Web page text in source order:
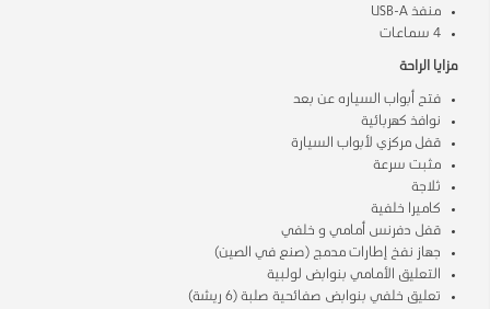
منفذ USB-A
4 سماعات
مزايا الراحة
فتح أبواب السياره عن بعد
نوافذ كهربائية
قفل مركزي لأبواب السيارة
مثبت سرعة
ثلاجة
كاميرا خلفية
قفل دفرنس أمامي و خلفي
جهاز نفخ إطارات مدمج (صنع في الصين)
التعليق الأمامي بنوابض لولبية
تعليق خلفي بنوابض صفائحية صلبة (6 ريشة)